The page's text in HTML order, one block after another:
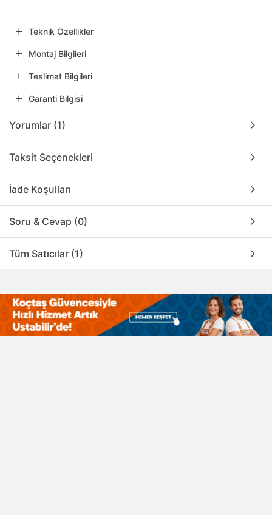
Teknik Özellikler
Montaj Bilgileri
Teslimat Bilgileri
Garanti Bilgisi
Yorumlar (1)
Taksit Seçenekleri
İade Koşulları
Soru & Cevap (0)
Tüm Satıcılar (1)